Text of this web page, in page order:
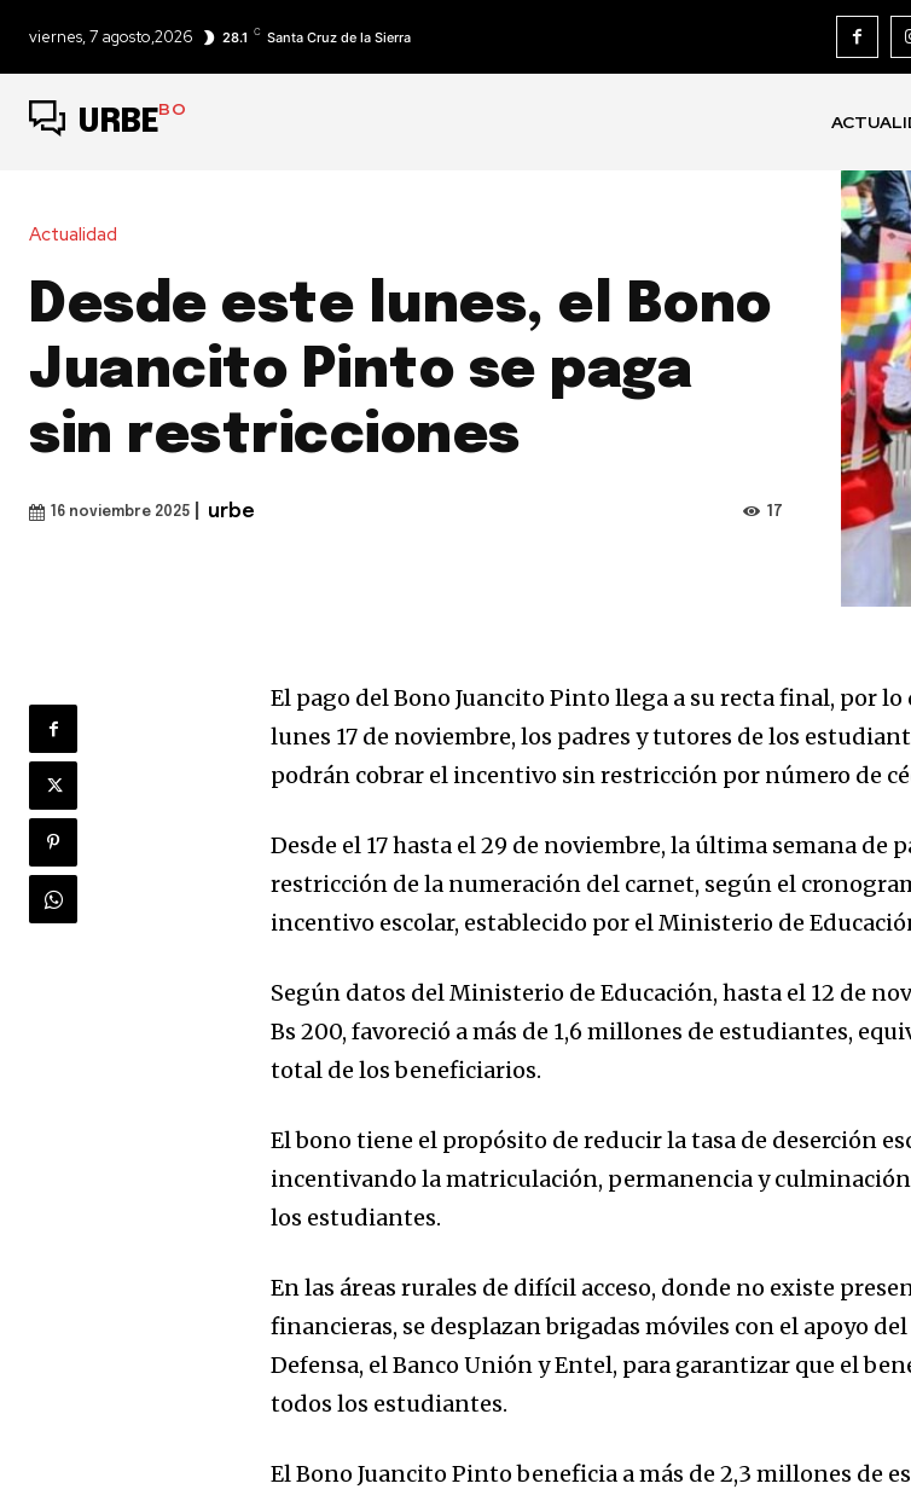
viernes, 7 agosto,2026 28.1 C Santa Cruz de la Sierra
URBEBO
Actualidad
Desde este lunes, el Bono
Juancito Pinto se paga
sin restricciones
16 noviembre 2025 urbe 17
El pago del Bono Juancito Pinto llega a su recta final, por lo
lunes 17 de noviembre, los padres y tutores de los
podrán cobrar el incentivo sin restricción por número de
Desde el 17 hasta el 29 de noviembre, la última semana de
restricción de la numeración del carnet, según el
incentivo escolar, establecido por el Ministerio de
Según datos del Ministerio de Educación, hasta el 12 de
Bs 200, favoreció a más de 1,6 millones de estudiantes,
total de los beneficiarios.
El bono tiene el propósito de reducir la tasa de deserción
incentivando la matriculación, permanencia y culminación
los estudiantes.
En las áreas rurales de difícil acceso, donde no existe
financieras, se desplazan brigadas móviles con el apoyo
Defensa, el Banco Unión y Entel, para garantizar que el
todos los estudiantes.
El Bono Juancito Pinto beneficia a más de 2,3 millones de